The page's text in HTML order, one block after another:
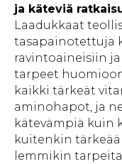
ja käteviä
Laadukkaat
tasapainotettuja
ravintoaineisiin
tarpeet
kaikki tärkeät
aminohapot, ja
kätevämpiä kuin
kuitenkin tärkeää
lemmikin